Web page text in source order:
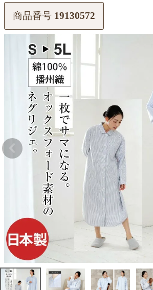
商品番号 19130572